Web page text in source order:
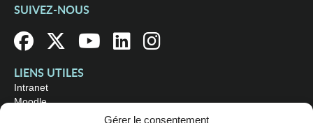
Gérer le consentement
SUIVEZ-NOUS
LIENS UTILES
Intranet
Moodle